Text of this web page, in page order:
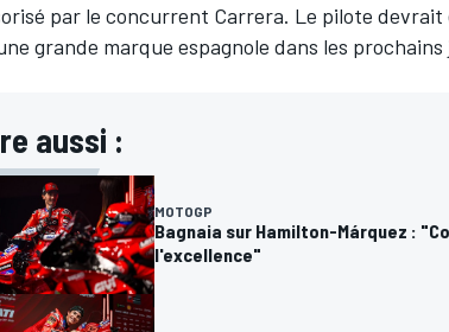
par le concurrent Carrera. Le pilote
grande marque espagnole dans les prochains
aussi :
MOTOGP
Bagnaia sur Hamilton-Márquez :
l'excellence"